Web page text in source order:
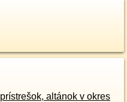
prístrešok, altánok v okres